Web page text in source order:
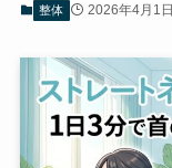
整体 2026年4月1日